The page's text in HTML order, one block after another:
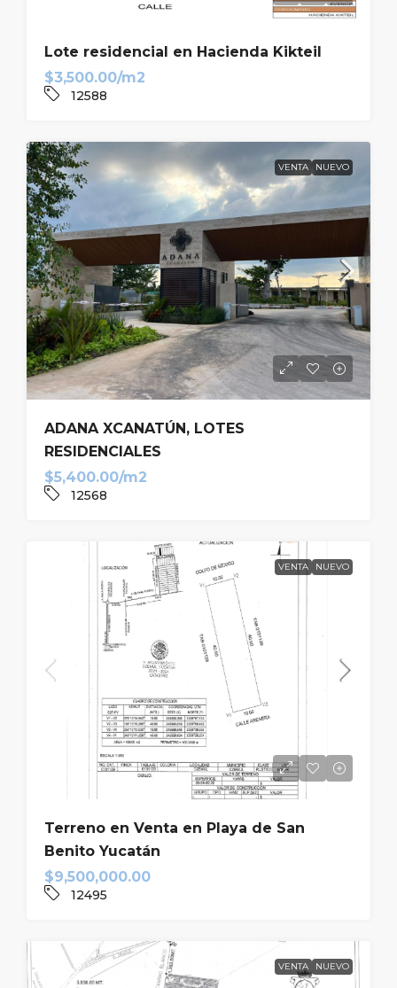
Lote residencial en Hacienda Kikteil
$3,500.00/m2
12588
VENTA NUEVO
ADANA XCANATÚN, LOTES
RESIDENCIALES
$5,400.00/m2
12568
VENTA NUEVO
Terreno en Venta en Playa de San
Benito Yucatán
$9,500,000.00
12495
VENTA NUEVO